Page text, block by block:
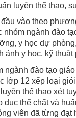
luyện thể thao,
vào theo
nhóm ngành đào
y học dự
ảnh y học, kỹ
đào tạo
lớp 12 xếp loại
thể thao xét
dục thể chất và
viên đã từng